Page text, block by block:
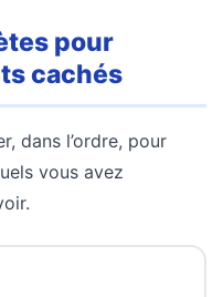
pour
cachés
dans l’ordre, pour
vous avez